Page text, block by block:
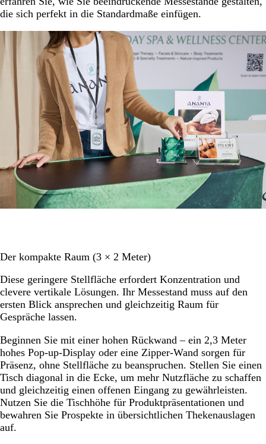
die sich perfekt in die Standardmaße einfügen.
Der kompakte Raum (3 × 2 Meter)
Diese geringere Stellfläche erfordert Konzentration und
clevere vertikale Lösungen. Ihr Messestand muss auf den
ersten Blick ansprechen und gleichzeitig Raum für
Gespräche lassen.
Beginnen Sie mit einer hohen Rückwand – ein 2,3 Meter
hohes Pop-up-Display oder eine Zipper-Wand sorgen für
Präsenz, ohne Stellfläche zu beanspruchen. Stellen Sie einen
Tisch diagonal in die Ecke, um mehr Nutzfläche zu schaffen
und gleichzeitig einen offenen Eingang zu gewährleisten.
Nutzen Sie die Tischhöhe für Produktpräsentationen und
bewahren Sie Prospekte in übersichtlichen Thekenauslagen
auf.